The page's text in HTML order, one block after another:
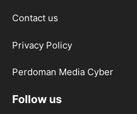
Contact us
Privacy Policy
Perdoman Media Cyber
Follow us